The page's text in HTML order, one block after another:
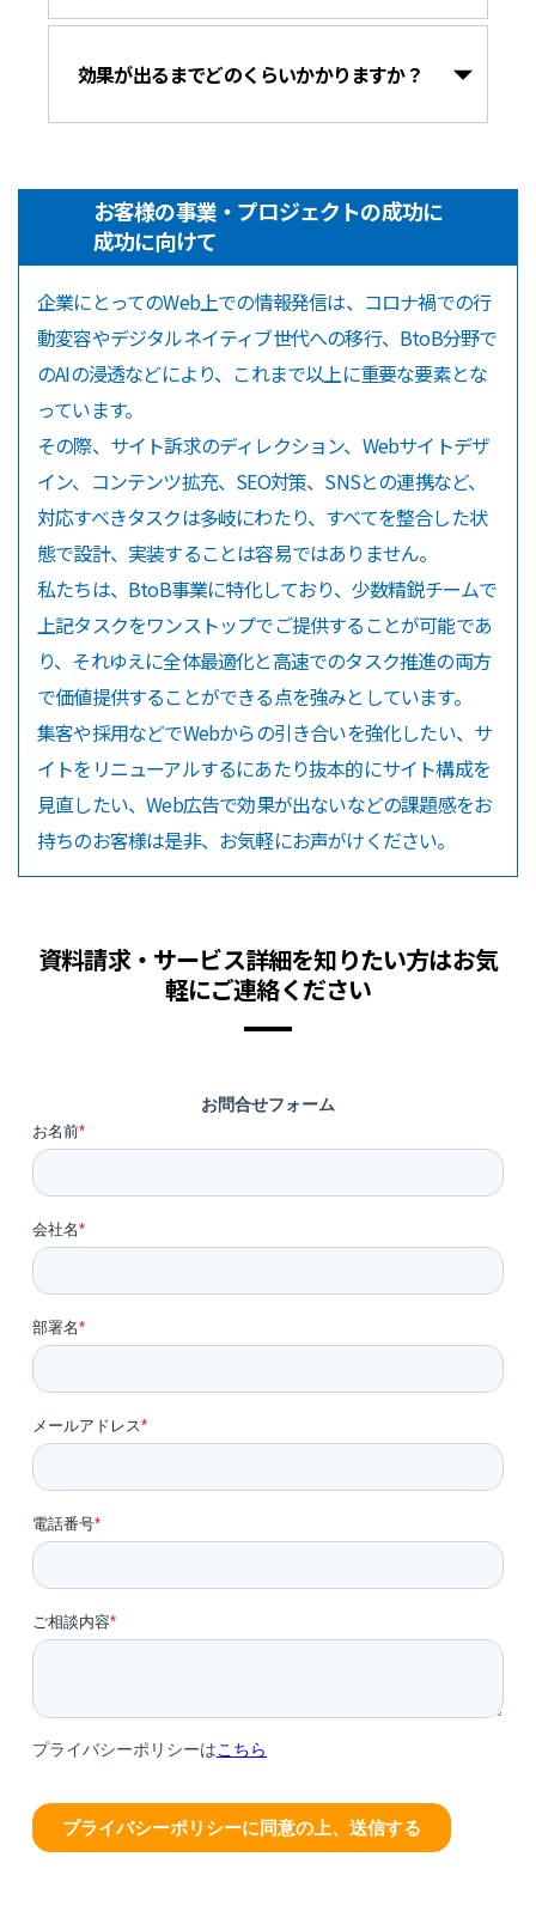
効果が出るまでどのくらいかかりますか？
お客様の事業・プロジェクトの成功に
成功に向けて
企業にとってのWeb上での情報発信は、コロナ禍での行
動変容やデジタルネイティブ世代への移行、BtoB分野で
のAIの浸透などにより、これまで以上に重要な要素とな
っています。
その際、サイト訴求のディレクション、Webサイトデザ
イン、コンテンツ拡充、SEO対策、SNSとの連携など、
対応すべきタスクは多岐にわたり、すべてを整合した状
態で設計、実装することは容易ではありません。
私たちは、BtoB事業に特化しており、少数精鋭チームで
上記タスクをワンストップでご提供することが可能であ
り、それゆえに全体最適化と高速でのタスク推進の両方
で価値提供することができる点を強みとしています。
集客や採用などでWebからの引き合いを強化したい、サ
イトをリニューアルするにあたり抜本的にサイト構成を
見直したい、Web広告で効果が出ないなどの課題感をお
持ちのお客様は是非、お気軽にお声がけください。
資料請求・サービス詳細を知りたい方はお気
軽にご連絡ください